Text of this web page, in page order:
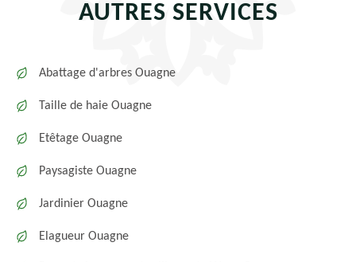
AUTRES SERVICES
Abattage d'arbres Ouagne
Taille de haie Ouagne
Etêtage Ouagne
Paysagiste Ouagne
Jardinier Ouagne
Elagueur Ouagne